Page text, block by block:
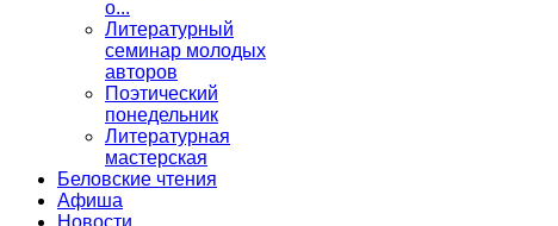
о...
Литературный
семинар молодых
авторов
Поэтический
понедельник
Литературная
мастерская
Беловские чтения
Афиша
Новости